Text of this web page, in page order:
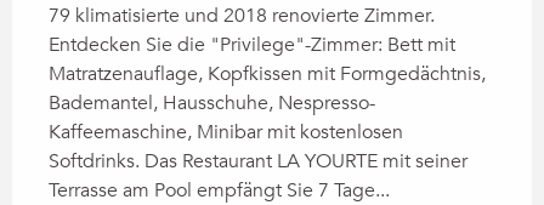
79 klimatisierte und 2018 renovierte Zimmer.
Entdecken Sie die "Privilege"-Zimmer: Bett mit
Matratzenauflage, Kopfkissen mit Formgedächtnis,
Bademantel, Hausschuhe, Nespresso-
Kaffeemaschine, Minibar mit kostenlosen
Softdrinks. Das Restaurant LA YOURTE mit seiner
Terrasse am Pool empfängt Sie 7 Tage...